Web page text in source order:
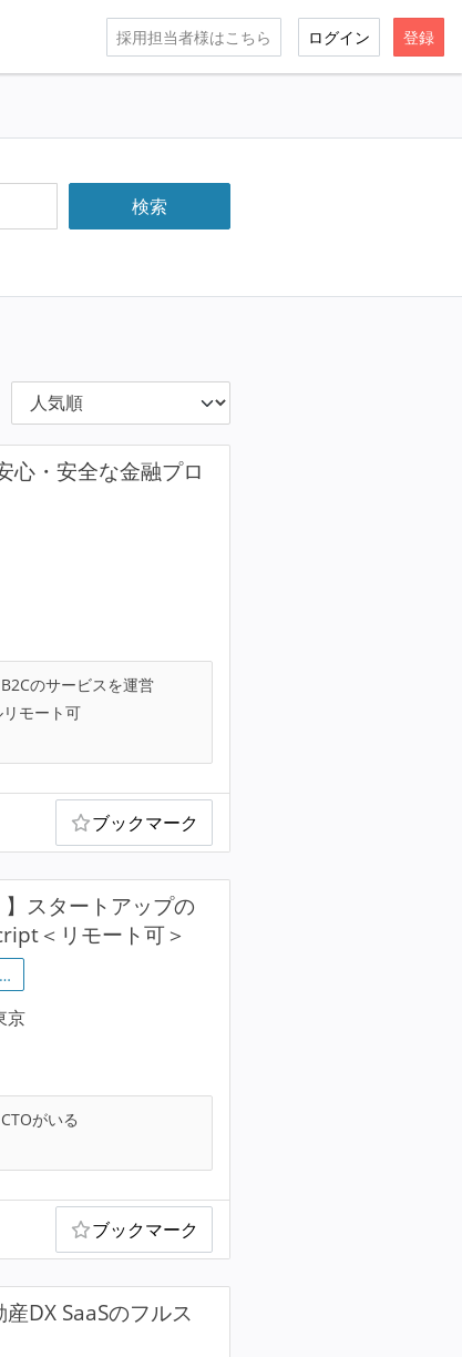
採用担当者様はこちら ログイン 登録
心・安全な金融プロ
B2Cのサービスを運営
リモート可
ブックマーク
スタートアップの
＜リモート可＞
…
京
CTOがいる
ブックマーク
DX SaaSのフルス